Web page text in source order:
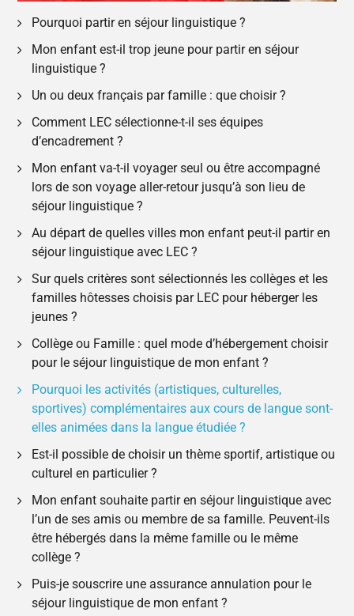
Pourquoi partir en séjour linguistique ?
Mon enfant est-il trop jeune pour partir en séjour
linguistique ?
Un ou deux français par famille : que choisir ?
Comment LEC sélectionne-t-il ses équipes
d’encadrement ?
Mon enfant va-t-il voyager seul ou être accompagné
lors de son voyage aller-retour jusqu’à son lieu de
séjour linguistique ?
Au départ de quelles villes mon enfant peut-il partir en
séjour linguistique avec LEC ?
Sur quels critères sont sélectionnés les collèges et les
familles hôtesses choisis par LEC pour héberger les
jeunes ?
Collège ou Famille : quel mode d’hébergement choisir
pour le séjour linguistique de mon enfant ?
Pourquoi les activités (artistiques, culturelles,
sportives) complémentaires aux cours de langue sont-
elles animées dans la langue étudiée ?
Est-il possible de choisir un thème sportif, artistique ou
culturel en particulier ?
Mon enfant souhaite partir en séjour linguistique avec
l’un de ses amis ou membre de sa famille. Peuvent-ils
être hébergés dans la même famille ou le même
collège ?
Puis-je souscrire une assurance annulation pour le
séjour linguistique de mon enfant ?